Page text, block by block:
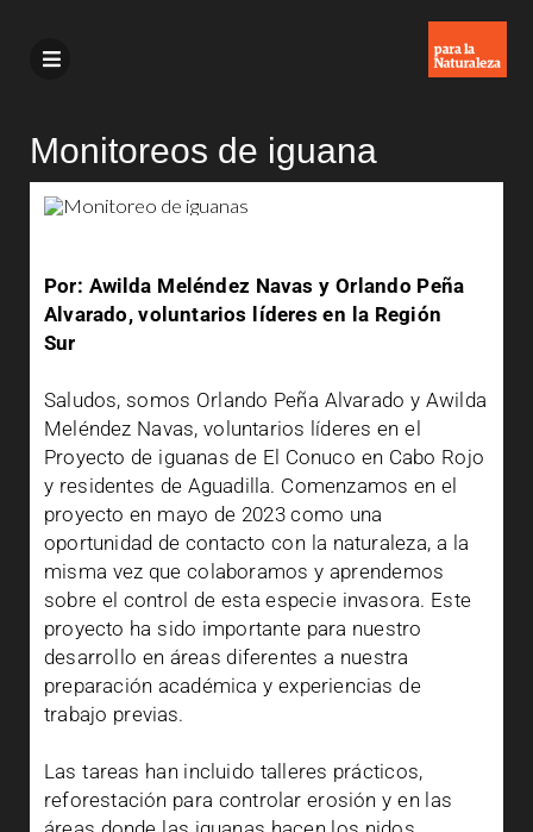
Monitoreos de iguana
Por: Awilda Meléndez Navas y Orlando Peña
Alvarado, voluntarios líderes en la Región
Sur
Saludos, somos Orlando Peña Alvarado y Awilda
Meléndez Navas, voluntarios líderes en el
Proyecto de iguanas de El Conuco en Cabo Rojo
y residentes de Aguadilla. Comenzamos en el
proyecto en mayo de 2023 como una
oportunidad de contacto con la naturaleza, a la
misma vez que colaboramos y aprendemos
sobre el control de esta especie invasora. Este
proyecto ha sido importante para nuestro
desarrollo en áreas diferentes a nuestra
preparación académica y experiencias de
trabajo previas.
Las tareas han incluido talleres prácticos,
reforestación para controlar erosión y en las